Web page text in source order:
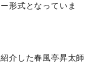
形式となっていま
介した春風亭昇太師